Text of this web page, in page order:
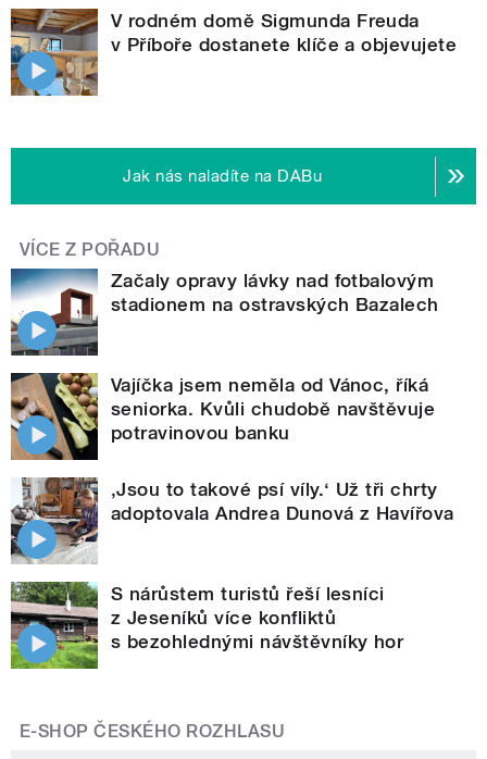
V rodném domě Sigmunda Freuda
v Příboře dostanete klíče a objevujete
Jak nás naladíte na DABu
VÍCE Z POŘADU
Začaly opravy lávky nad fotbalovým
stadionem na ostravských Bazalech
Vajíčka jsem neměla od Vánoc, říká
seniorka. Kvůli chudobě navštěvuje
potravinovou banku
‚Jsou to takové psí víly.‘ Už tři chrty
adoptovala Andrea Dunová z Havířova
S nárůstem turistů řeší lesníci
z Jeseníků více konfliktů
s bezohlednými návštěvníky hor
E-SHOP ČESKÉHO ROZHLASU